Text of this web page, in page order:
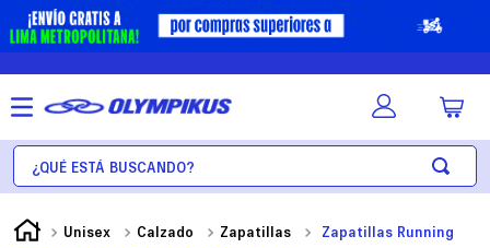
¿Qué está buscando?
Unisex Calzado Zapatillas
Zapatillas Running